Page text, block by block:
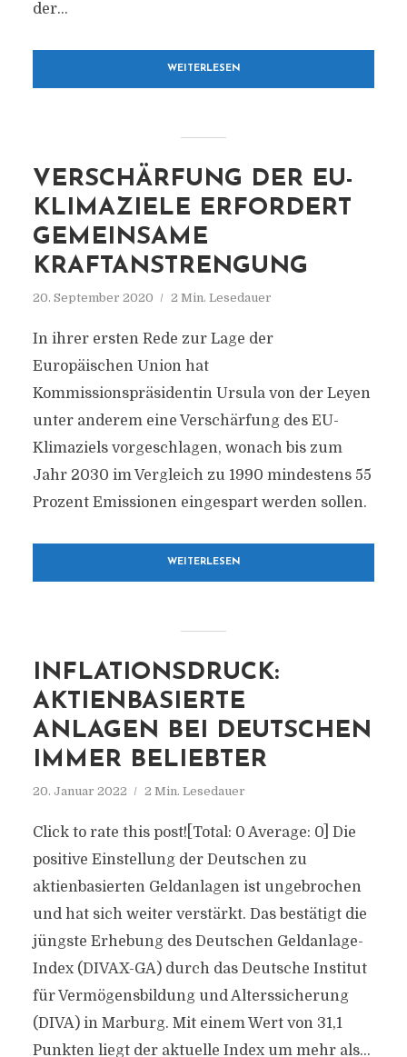
der...
WEITERLESEN
VERSCHÄRFUNG DER EU-
KLIMAZIELE ERFORDERT
GEMEINSAME
KRAFTANSTRENGUNG
20. September 2020 2 Min. Lesedauer
In ihrer ersten Rede zur Lage der
Europäischen Union hat
Kommissionspräsidentin Ursula von der Leyen
unter anderem eine Verschärfung des EU-
Klimaziels vorgeschlagen, wonach bis zum
Jahr 2030 im Vergleich zu 1990 mindestens 55
Prozent Emissionen eingespart werden sollen.
WEITERLESEN
INFLATIONSDRUCK:
AKTIENBASIERTE
ANLAGEN BEI DEUTSCHEN
IMMER BELIEBTER
20. Januar 2022 2 Min. Lesedauer
Click to rate this post![Total: 0 Average: 0] Die
positive Einstellung der Deutschen zu
aktienbasierten Geldanlagen ist ungebrochen
und hat sich weiter verstärkt. Das bestätigt die
jüngste Erhebung des Deutschen Geldanlage-
Index (DIVAX-GA) durch das Deutsche Institut
für Vermögensbildung und Alterssicherung
(DIVA) in Marburg. Mit einem Wert von 31,1
Punkten liegt der aktuelle Index um mehr als...